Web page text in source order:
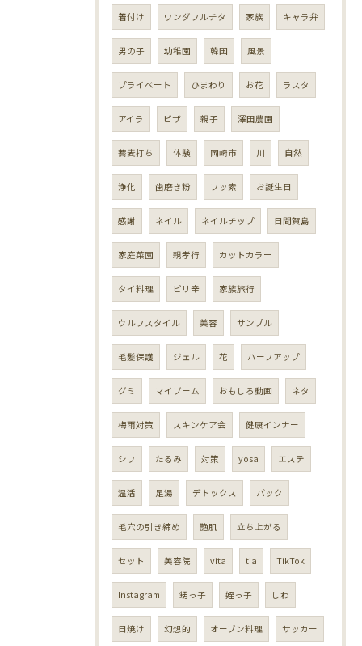
着付け ワンダフルチタ 家族 キャラ弁
男の子 幼稚園 韓国 風景
プライベート ひまわり お花 ラスタ
アイラ ピザ 親子 澤田農園
蕎麦打ち 体験 岡崎市 川 自然
浄化 歯磨き粉 フッ素 お誕生日
感謝 ネイル ネイルチップ 日間賀島
家庭菜園 親孝行 カットカラー
タイ料理 ピリ辛 家族旅行
ウルフスタイル 美容 サンプル
毛髪保護 ジェル 花 ハーフアップ
グミ マイブーム おもしろ動画 ネタ
梅雨対策 スキンケア会 健康インナー
シワ たるみ 対策 yosa エステ
温活 足湯 デトックス パック
毛穴の引き締め 艶肌 立ち上がる
セット 美容院 vita tia TikTok
Instagram 甥っ子 姪っ子 しわ
日焼け 幻想的 オーブン料理 サッカー